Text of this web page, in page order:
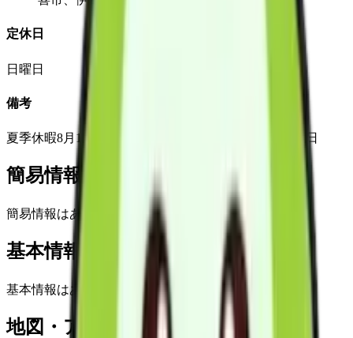
定休日
日曜日
備考
夏季休暇8月13日～15日 年末年始休暇12月29日～1月3日
簡易情報
簡易情報はありません
基本情報(詳細)
基本情報はありません
地図・アクセス